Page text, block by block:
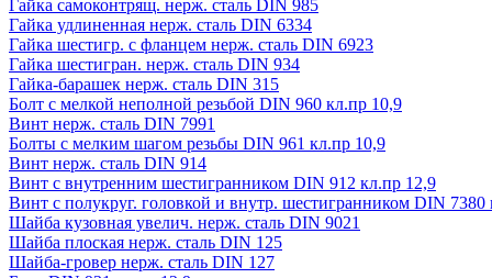
Гайка самоконтрящ. нерж. сталь DIN 985
Гайка удлиненная нерж. сталь DIN 6334
Гайка шестигр. с фланцем нерж. сталь DIN 6923
Гайка шестигран. нерж. сталь DIN 934
Гайка-барашек нерж. сталь DIN 315
Болт с мелкой неполной резьбой DIN 960 кл.пр 10,9
Винт нерж. сталь DIN 7991
Болты с мелким шагом резьбы DIN 961 кл.пр 10,9
Винт нерж. сталь DIN 914
Винт с внутренним шестигранником DIN 912 кл.пр 12,9
Винт с полукруг. головкой и внутр. шестигранником DIN 7380
Шайба кузовная увелич. нерж. сталь DIN 9021
Шайба плоская нерж. сталь DIN 125
Шайба-гровер нерж. сталь DIN 127